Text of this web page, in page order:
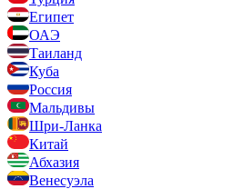
Египет
ОАЭ
Таиланд
Куба
Россия
Мальдивы
Шри-Ланка
Китай
Абхазия
Венесуэла